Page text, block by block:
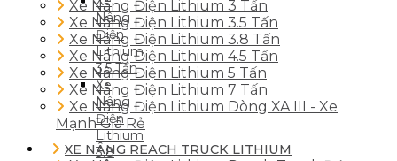
Nâng
Điện
Lithium
3.5 Tấn
Xe
Nâng
Điện
Lithium
3.8
Xe Nâng Điện Lithium 3 Tấn
Xe Nâng Điện Lithium 3.5 Tấn
Xe Nâng Điện Lithium 3.8 Tấn
Xe Nâng Điện Lithium 4.5 Tấn
Xe Nâng Điện Lithium 5 Tấn
Xe Nâng Điện Lithium 7 Tấn
Xe Nâng Điện Lithium Dòng XA III - Xe
Mạnh Giá Rẻ
XE NÂNG REACH TRUCK LITHIUM